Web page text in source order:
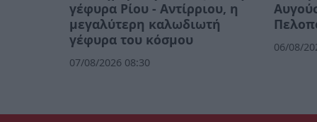
γέφυρα Ρίου - Αντίρριου, η
μεγαλύτερη καλωδιωτή
γέφυρα του κόσμου
07/08/2026 08:30
06/08/